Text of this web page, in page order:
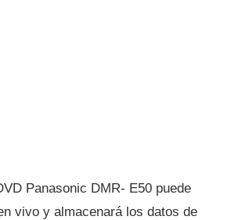
Panasonic DMR- E50 puede
vivo y almacenará los datos de